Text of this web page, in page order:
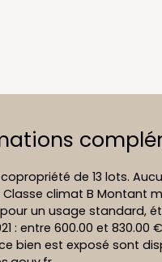
de 13 lots.
Classe climat B Montant
un usage standard,
: entre 600.00 et 830.00
bien est exposé sont